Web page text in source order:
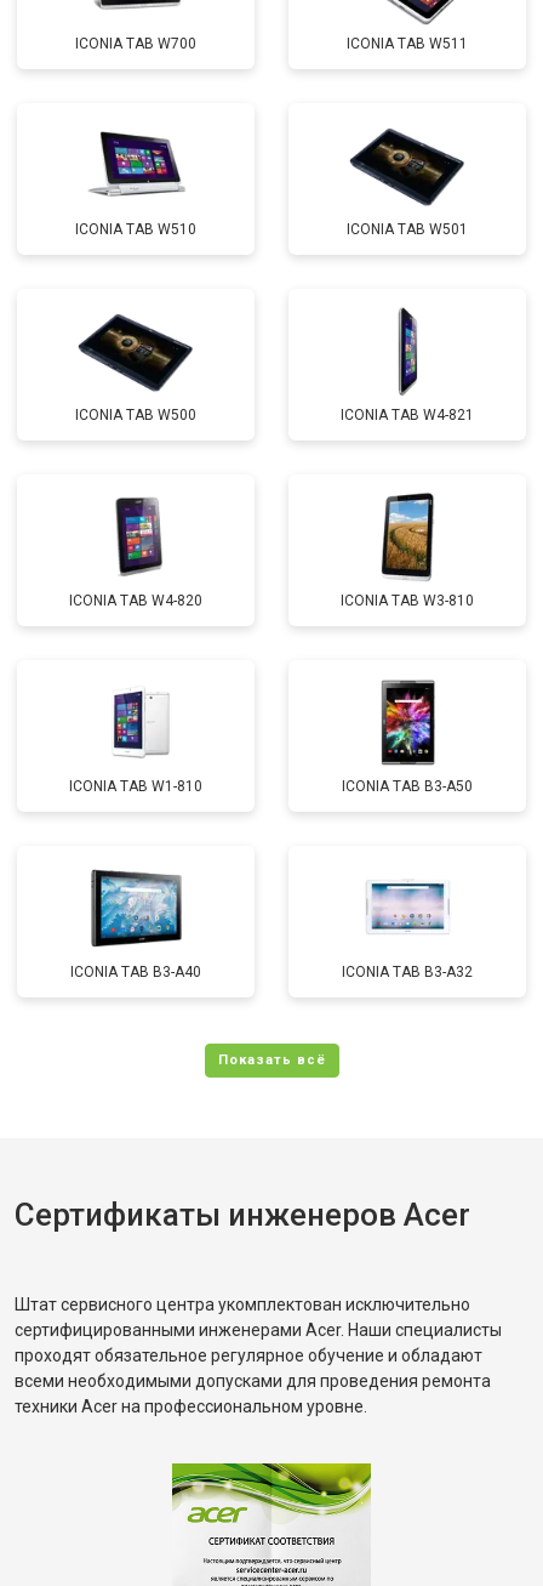
ICONIA TAB W700 ICONIA TAB W511
ICONIA TAB W510 ICONIA TAB W501
ICONIA TAB W500 ICONIA TAB W4-821
ICONIA TAB W4-820 ICONIA TAB W3-810
ICONIA TAB W1-810 ICONIA TAB B3-A50
ICONIA TAB B3-A40 ICONIA TAB B3-A32
Сертификаты инженеров Acer
Штат сервисного центра укомплектован исключительно
сертифицированными инженерами Acer. Наши специалисты
проходят обязательное регулярное обучение и обладают
всеми необходимыми допусками для проведения ремонта
техники Acer на профессиональном уровне.